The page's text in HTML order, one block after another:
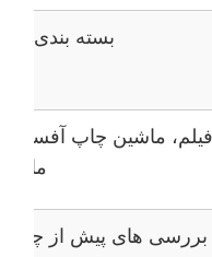
بسته بندی
ماشین چاپ آفست،